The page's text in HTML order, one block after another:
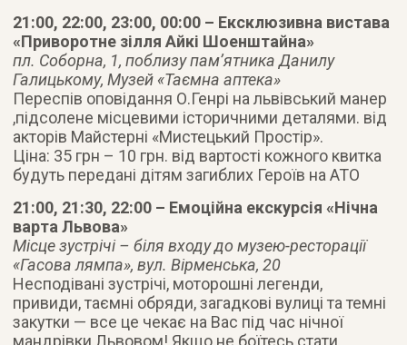
21:00, 22:00, 23:00, 00:00 – Ексклюзивна вистава
«Приворотне зілля Айкі Шоенштайна»
пл. Соборна, 1, поблизу пам’ятника Данилу
Галицькому, Музей «Таємна аптека»
Переспів оповідання О.Генрі на львівський манер
,підсолене місцевими історичними деталями. від
акторів Майстерні «Мистецький Простір».
Ціна: 35 грн – 10 грн. від вартості кожного квитка
будуть передані дітям загиблих Героїв на АТО
21:00, 21:30, 22:00 – Емоційна екскурсія «Нічна
варта Львова»
Місце зустрічі – біля входу до музею-ресторації
«Гасова лямпа», вул. Вірменська, 20
Несподівані зустрічі, моторошні легенди,
привиди, таємні обряди, загадкові вулиці та темні
закутки — все це чекає на Вас під час нічної
мандрівки Львовом! Якщо не боїтесь стати